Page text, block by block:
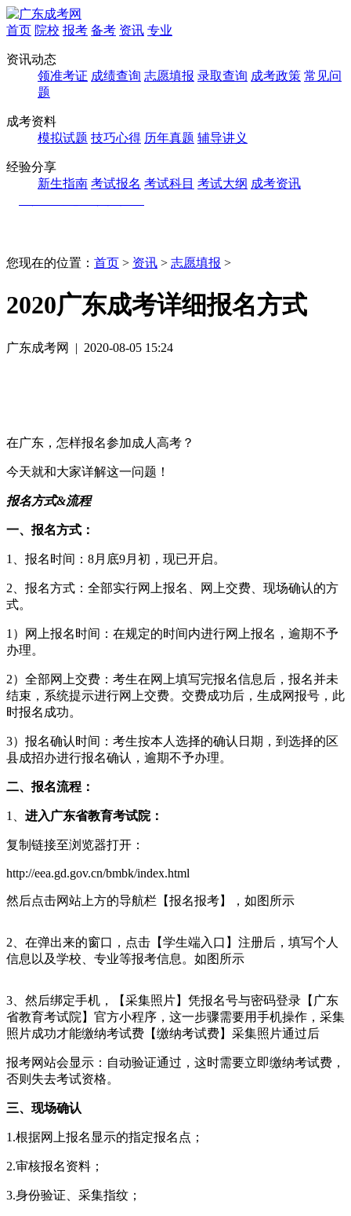
首页 院校 报考 备考 资讯 专业
资讯动态
领准考证 成绩查询 志愿填报 录取查询 成考政策 常见问
题
成考资料
模拟试题 技巧心得 历年真题 辅导讲义
经验分享
新生指南 考试报名 考试科目 考试大纲 成考资讯
您现在的位置： 首页 > 资讯 > 志愿填报 >
2020广东成考详细报名方式
广东成考网 | 2020-08-05 15:24
在广东，怎样报名参加成人高考？
今天就和大家详解这一问题！
报名方式&流程
一、报名方式：
1、报名时间：8月底9月初，现已开启。
2、报名方式：全部实行网上报名、网上交费、现场确认的方
式。
1）网上报名时间：在规定的时间内进行网上报名，逾期不予
办理。
2）全部网上交费：考生在网上填写完报名信息后，报名并未
结束，系统提示进行网上交费。交费成功后，生成网报号，此
时报名成功。
3）报名确认时间：考生按本人选择的确认日期，到选择的区
县成招办进行报名确认，逾期不予办理。
二、报名流程：
1、 进入广东省教育考试院：
复制链接至浏览器打开：
http://eea.gd.gov.cn/bmbk/index.html
然后点击网站上方的导航栏【报名报考】，如图所示
2、在弹出来的窗口，点击【学生端入口】注册后，填写个人
信息以及学校、专业等报考信息。如图所示
3、然后绑定手机，【采集照片】凭报名号与密码登录【广东
省教育考试院】官方小程序，这一步骤需要用手机操作，采集
照片成功才能缴纳考试费【缴纳考试费】采集照片通过后
报考网站会显示：自动验证通过，这时需要立即缴纳考试费，
否则失去考试资格。
三、现场确认
1.根据网上报名显示的指定报名点；
2.审核报名资料；
3.身份验证、采集指纹；